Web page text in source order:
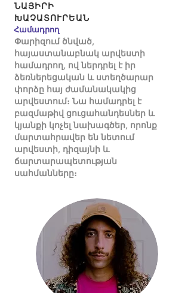
ՆԱՅԻՐԻ
ԽԱՉԱՏՈՒՐԵԱՆ
Համադրող
Փարիզում ծնված,
հայաստանաբնակ արվեստի
համադրող, ով ներդրել է իր
ձեռներեցական և ստեղծարար
փորձը հայ ժամանակակից
արվեստում։ Նա համադրել է
բազմաթիվ ցուցահանդեսներ և
կյանքի կոչել նախագծեր, որոնք
մարտահրավեր են նետում
արվեստի, դիզայնի և
ճարտարապետության
սահմանները։